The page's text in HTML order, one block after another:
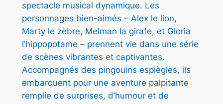
spectacle musical dynamique. Les
personnages bien-aimés – Alex le lion,
Marty le zèbre, Melman la girafe, et Gloria
l’hippopotame – prennent vie dans une série
de scènes vibrantes et captivantes.
Accompagnés des pingouins espiègles, ils
embarquent pour une aventure palpitante
remplie de surprises, d’humour et de